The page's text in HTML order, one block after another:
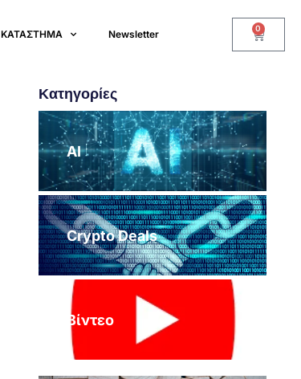
ΚΑΤΑΣΤΗΜΑ Newsletter 0
Κατηγορίες
AI
Crypto Deals
Βίντεο